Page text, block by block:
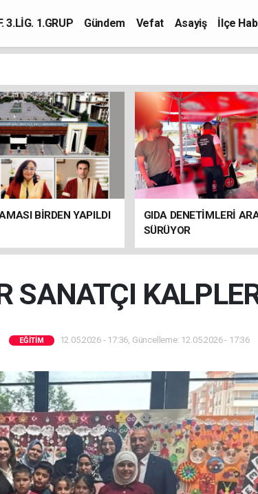
3.LİG. 1.GRUP Gündem Vefat Asayiş İlçe
BİRDEN YAPILDI
GIDA DENETİMLERİ
SÜRÜYOR
SANATÇI
EĞITIM 12.05.2026 - 17:36, Güncelleme: 12.05.2026 - 17:36